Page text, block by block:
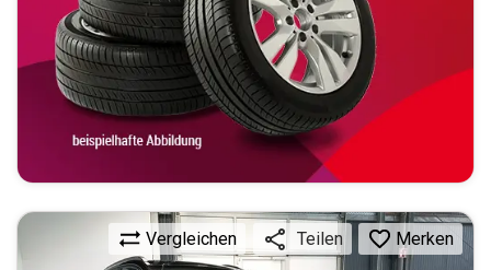
Vergleichen Teilen Merken